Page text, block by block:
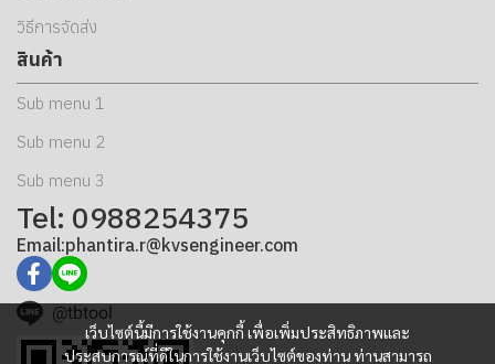
เว็บไซต์นี้มีการใช้งานคุกกี้ เพื่อเพิ่มประสิทธิภาพและ
ประสบการณ์ที่ดีในการใช้งานเว็บไซต์ของท่าน ท่านสามารถ
วิธีการจัดส่ง
สินค้า
Sub menu 1
Sub menu 2
Sub menu 3
Tel: 0988254375
Email:phantira.r@kvsengineer.com
@tbtool